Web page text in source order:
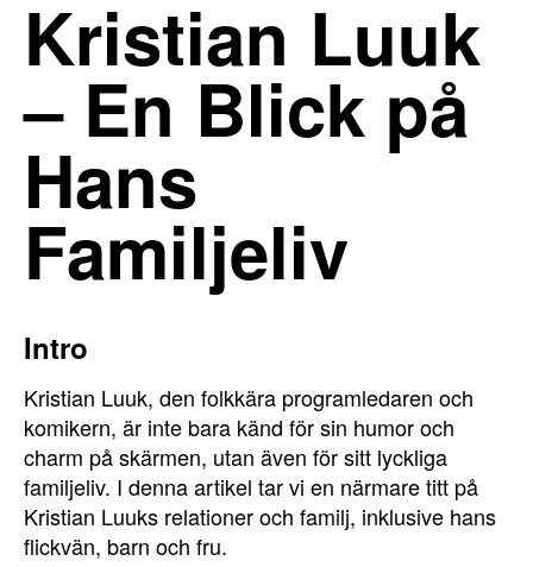
Kristian Luuk
– En Blick på
Hans
Familjeliv
Intro
Kristian Luuk, den folkkära programledaren och
komikern, är inte bara känd för sin humor och
charm på skärmen, utan även för sitt lyckliga
familjeliv. I denna artikel tar vi en närmare titt på
Kristian Luuks relationer och familj, inklusive hans
flickvän, barn och fru.